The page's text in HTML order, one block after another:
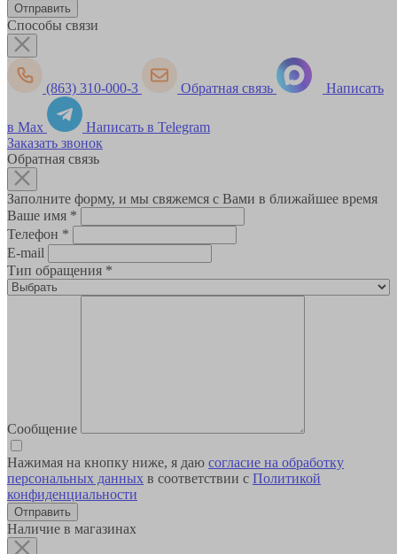
Способы связи
(863) 310-000-3 Обратная связь Написать
в Max
Написать в Telegram
Заказать звонок
Обратная связь
Заполните форму, и мы свяжемся с Вами в ближайшее время
Ваше имя *
Телефон *
E-mail
Тип обращения *
Сообщение
Нажимая на кнопку ниже, я даю согласие на обработку
персональных данных в соответствии с Политикой
конфиденциальности
Наличие в магазинах